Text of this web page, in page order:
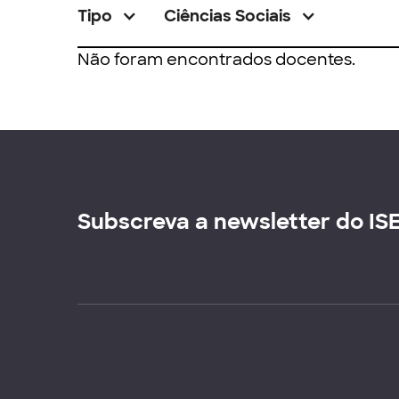
Tipo Ciências Sociais
Não foram encontrados docentes.
Subscreva a newsletter do